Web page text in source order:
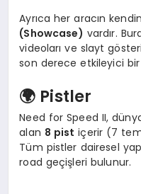
Ayrıca her aracın
(Showcase) vardır.
videoları ve slayt
son derece etkileyici bir
🌍 Pistler
Need for Speed II,
alan 8 pist içerir (7
Tüm pistler dairesel
road geçişleri bulunur.